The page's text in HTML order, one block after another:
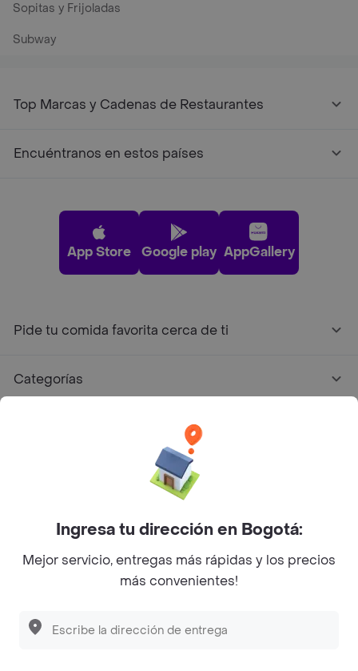
Sopitas y Frijoladas
Subway
Top Marcas y Cadenas de Restaurantes
Encuéntranos en estos países
App Store Google play AppGallery
Pide tu comida favorita cerca de ti
Categorías
Facebook
Twitter
Instagram
©2026Rappi Inc. All rights reserved.
Ingresa tu dirección en Bogotá:
Mejor servicio, entregas más rápidas y los precios
más convenientes!